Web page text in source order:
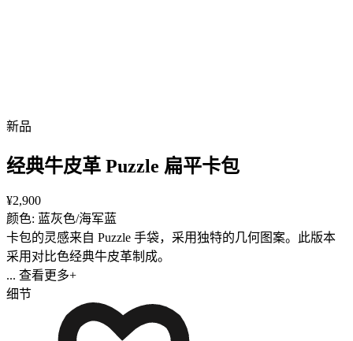
新品
经典牛皮革 Puzzle 扁平卡包
¥2,900
颜色: 蓝灰色/海军蓝
卡包的灵感来自 Puzzle 手袋，采用独特的几何图案。此版本
采用对比色经典牛皮革制成。
... 查看更多+
细节